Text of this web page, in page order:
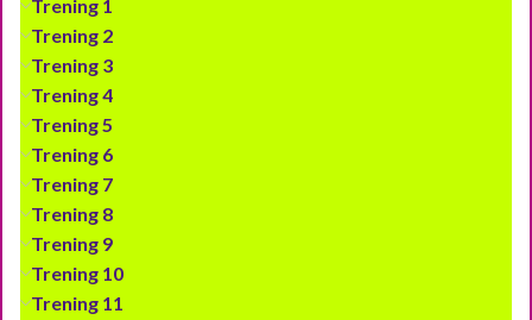
Trening 1
Trening 2
Trening 3
Trening 4
Trening 5
Trening 6
Trening 7
Trening 8
Trening 9
Trening 10
Trening 11